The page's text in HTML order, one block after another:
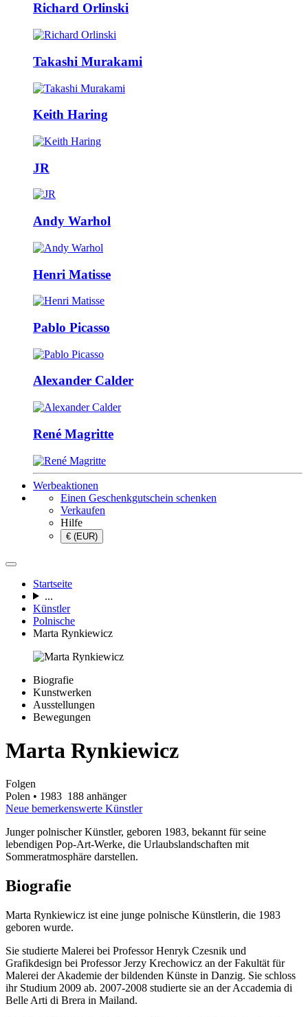
Richard Orlinski
Takashi Murakami
Keith Haring
JR
Andy Warhol
Henri Matisse
Pablo Picasso
Alexander Calder
René Magritte
Werbeaktionen
Einen Geschenkgutschein schenken
Verkaufen
Hilfe
€ (EUR)
Startseite
...
Künstler
Polnische
Marta Rynkiewicz
Biografie
Kunstwerken
Ausstellungen
Bewegungen
Marta Rynkiewicz
Folgen
Polen • 1983 188 anhänger
Neue bemerkenswerte Künstler
Junger polnischer Künstler, geboren 1983, bekannt für seine
lebendigen Pop-Art-Werke, die Urlaubslandschaften mit
Sommeratmosphäre darstellen.
Biografie
Marta Rynkiewicz ist eine junge polnische Künstlerin, die 1983
geboren wurde.
Sie studierte Malerei bei Professor Henryk Czesnik und
Grafikdesign bei Professor Jerzy Krechowicz an der Fakultät für
Malerei der Akademie der bildenden Künste in Danzig. Sie schloss
ihr Studium 2009 ab. 2007-2008 studierte sie an der Accademia di
Belle Arti di Brera in Mailand.